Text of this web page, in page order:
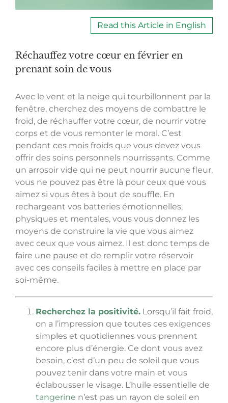
Read this Article in English
Réchauffez votre cœur en février en
prenant soin de vous
Avec le vent et la neige qui tourbillonnent par la
fenêtre, cherchez des moyens de combattre le
froid, de réchauffer votre cœur, de nourrir votre
corps et de vous remonter le moral. C’est
pendant ces mois froids que vous devez vous
offrir des soins personnels nourrissants. Comme
un arrosoir vide qui ne peut nourrir aucune fleur,
vous ne pouvez pas être là pour ceux que vous
aimez si vous êtes à bout de souffle. En
rechargeant vos batteries émotionnelles,
physiques et mentales, vous vous donnez les
moyens de construire la vie que vous aimez
avec ceux que vous aimez. Il est donc temps de
faire une pause et de remplir votre réservoir
avec ces conseils faciles à mettre en place par
soi-même.
Recherchez la positivité. Lorsqu’il fait froid,
on a l’impression que toutes ces exigences
simples et quotidiennes vous prennent
encore plus d’énergie. Ce dont vous avez
besoin, c’est d’un peu de soleil que vous
pouvez tenir dans votre main et vous
éclabousser le visage. L’huile essentielle de
tangerine n’est pas un rayon de soleil en